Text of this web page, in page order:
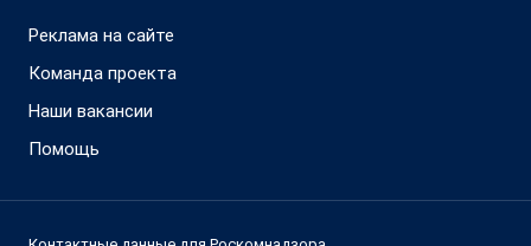
Реклама на сайте
Команда проекта
Наши вакансии
Помощь